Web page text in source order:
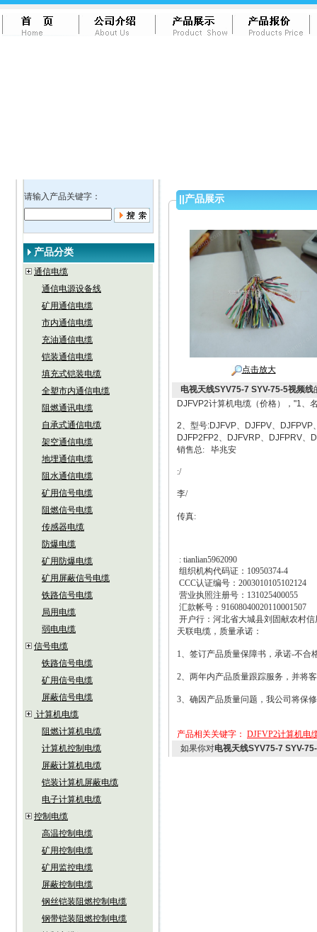
请输入产品关键字：
产品分类
通信电缆
通信电源设备线
矿用通信电缆
市内通信电缆
充油通信电缆
铠装通信电缆
填充式铠装电缆
全塑市内通信电缆
阻燃通讯电缆
自承式通信电缆
架空通信电缆
地埋通信电缆
阻水通信电缆
矿用信号电缆
阻燃信号电缆
传感器电缆
防爆电缆
矿用防爆电缆
矿用屏蔽信号电缆
铁路信号电缆
局用电缆
弱电电缆
信号电缆
铁路信号电缆
矿用信号电缆
屏蔽信号电缆
计算机电缆
阻燃计算机电缆
计算机控制电缆
屏蔽计算机电缆
铠装计算机屏蔽电缆
电子计算机电缆
控制电缆
高温控制电缆
矿用控制电缆
矿用监控电缆
屏蔽控制电缆
钢丝铠装阻燃控制电缆
钢带铠装阻燃控制电缆
||产品展示
点击放大
电视天线SYV75-7 SYV-75-5视频线
DJFVP2计算机电缆（价格），"1、
2、型号:DJFVP、DJFPV、
DJFP2FP2、DJFVRP、DJFPRV、
销售总: 毕兆安
:/
李/
传真:
: tianlian5962090
组织机构代码证： 10950374-4
CCC认证编号： 2003010105102124
营业执照注册号： 131025400055
汇款帐号： 91608040020110001507
开户行：河北省大城县刘固献农村信
天联电缆，质量承诺：
1、签订产品质量保障书，承诺-不合
2、两年内产品质量跟踪服务，并将
3、确因产品质量问题，我公司将保
产品相关关键字： DJFVP2计算机电
如果你对电视天线SYV75-7 SYV-